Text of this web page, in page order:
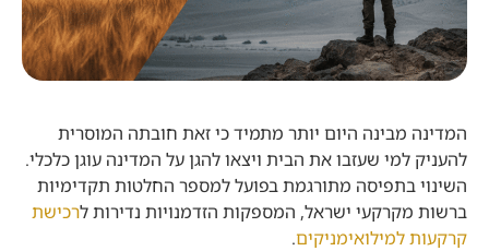
המדינה מבינה היום יותר מתמיד כי זאת חובתה המוסרית
להעניק למי שעזבו את הבית ויצאו להגן על המדינה עוגן כלכלי.
השינוי בתפיסה מתורגמת בפועל למספר החלטות תקדימיות
ברשות מקרקעי ישראל, המספקות הזדמנויות נדירות לרכישת
קרקעות למילואימניקים.